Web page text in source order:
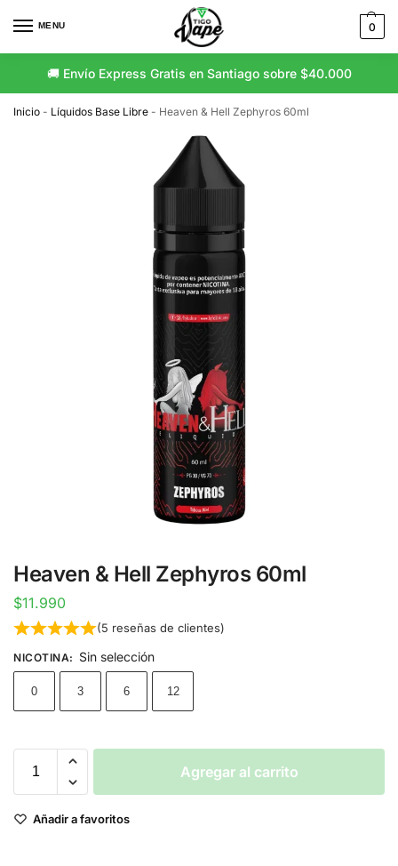
MENU 0
🚚 Envío Express Gratis en Santiago sobre $40.000
Inicio - Líquidos Base Libre - Heaven & Hell Zephyros 60ml
Heaven & Hell Zephyros 60ml
$11.990
(5 reseñas de clientes)
NICOTINA: Sin selección
0 3 6 12
Agregar al carrito
Añadir a favoritos